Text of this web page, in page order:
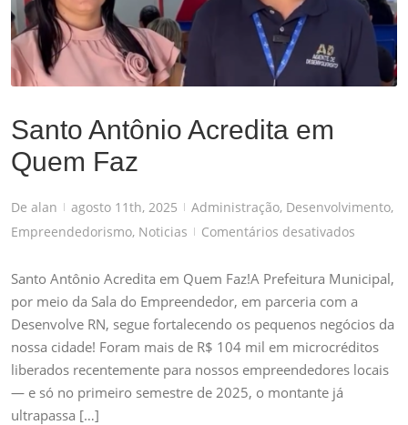
Santo Antônio Acredita em
Quem Faz
De alan | agosto 11th, 2025 | Administração, Desenvolvimento,
Empreendedorismo, Noticias | Comentários desativados
Antônio
Acredita
em
Quem
Faz
Santo Antônio Acredita em Quem Faz!A Prefeitura Municipal,
por meio da Sala do Empreendedor, em parceria com a
Desenvolve RN, segue fortalecendo os pequenos negócios da
nossa cidade! Foram mais de R$ 104 mil em microcréditos
liberados recentemente para nossos empreendedores locais
— e só no primeiro semestre de 2025, o montante já
ultrapassa […]